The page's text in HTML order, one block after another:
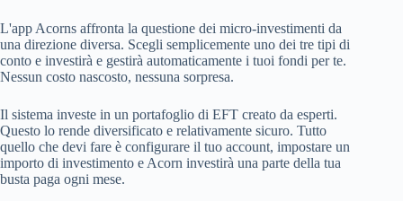
L'app Acorns affronta la questione dei micro-investimenti da
una direzione diversa. Scegli semplicemente uno dei tre tipi di
conto e investirà e gestirà automaticamente i tuoi fondi per te.
Nessun costo nascosto, nessuna sorpresa.
Il sistema investe in un portafoglio di EFT creato da esperti.
Questo lo rende diversificato e relativamente sicuro. Tutto
quello che devi fare è configurare il tuo account, impostare un
importo di investimento e Acorn investirà una parte della tua
busta paga ogni mese.